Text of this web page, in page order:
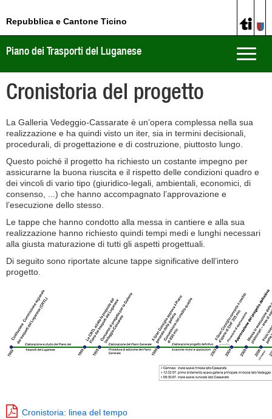
Repubblica e Cantone Ticino
Toggle
Piano dei Trasporti del Luganese
Cronistoria del progetto
La Galleria Vedeggio-Cassarate è un’opera complessa nella sua
realizzazione e ha quindi visto un iter, sia in termini decisionali,
procedurali, di progettazione e di costruzione, piuttosto lungo.
Questo poiché il progetto ha richiesto un costante impegno per
assicurarne la buona riuscita e il rispetto delle condizioni quadro e
dei vincoli di vario tipo (giuridico-legali, ambientali, economici, di
consenso, ...) che hanno accompagnato l’approvazione e
l’esecuzione dello stesso.
Le tappe che hanno condotto alla messa in cantiere e alla sua
realizzazione hanno richiesto quindi tempi medi e lunghi necessari
alla giusta maturazione di tutti gli aspetti progettuali.
Di seguito sono riportate alcune tappe significative dell’intero
progetto.
Cronistoria: linea del tempo